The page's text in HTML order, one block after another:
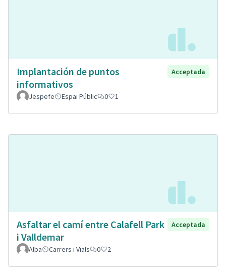
Implantación de puntos
informativos
Acceptada
Jespefe Espai Públic 0 1
Asfaltar el camí entre Calafell Park
i Valldemar
Acceptada
Alba Carrers i Vials 0 2